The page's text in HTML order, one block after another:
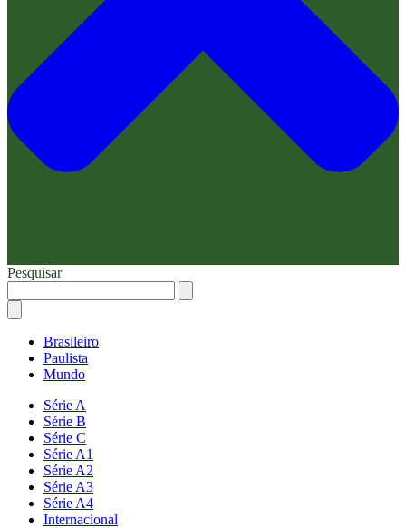
Pesquisar
Brasileiro
Paulista
Mundo
Série A
Série B
Série C
Série A1
Série A2
Série A3
Série A4
Internacional